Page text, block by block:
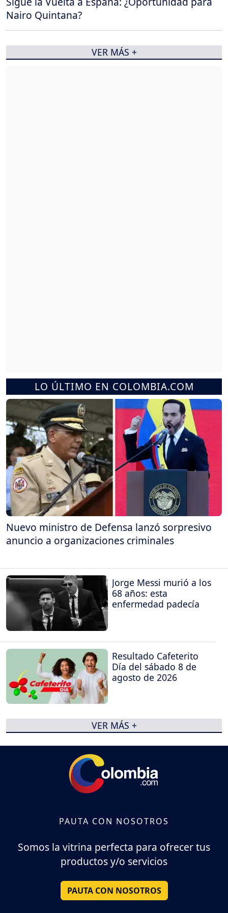
LO ÚLTIMO EN COLOMBIA.COM
Nuevo ministro de Defensa lanzó sorpresivo
anuncio a organizaciones criminales
Jorge Messi murió a los
68 años: esta
enfermedad padecía
Resultado Cafeterito
Día del sábado 8 de
agosto de 2026
VER MÁS +
Nairo Quintana?
VER MÁS +
PAUTA CON NOSOTROS
Somos la vitrina perfecta para ofrecer tus
productos y/o servicios
PAUTA CON NOSOTROS